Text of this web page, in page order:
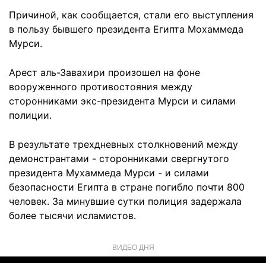
Причиной, как сообщается, стали его выступления
в пользу бывшего президента Египта Мохаммеда
Мурси.
Арест аль-Завахири произошел на фоне
вооруженного противостояния между
сторонниками экс-президента Мурси и силами
полиции.
В результате трехдневных столкновений между
демонстрантами - сторонниками свергнутого
президента Мухаммеда Мурси - и силами
безопасности Египта в стране погибло почти 800
человек. За минувшие сутки полиция задержала
более тысячи исламистов.
ВИДЕО ДНЯ